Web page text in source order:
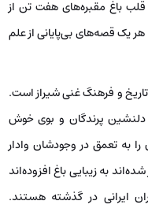
باغ مقبره‌های هفت تن از
هر یک قصه‌های بی‌پایانی از علم
و فرهنگ غنی شیراز است.
دلنشین پرندگان و بوی خوش
به تعمق در وجودشان وادار
به زیبایی باغ افزوده‌اند
ایرانی در گذشته هستند.